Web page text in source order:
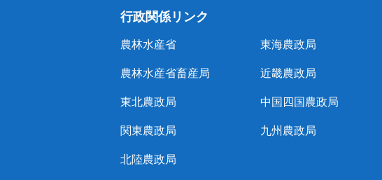
行政関係リンク
農林水産省
農林水産省畜産局
東北農政局
関東農政局
北陸農政局
東海農政局
近畿農政局
中国四国農政局
九州農政局